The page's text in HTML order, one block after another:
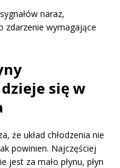
naraz,
zdarzenie wymagające
się w
że układ chłodzenia nie
powinien. Najczęściej
jest za mało płynu, płyn